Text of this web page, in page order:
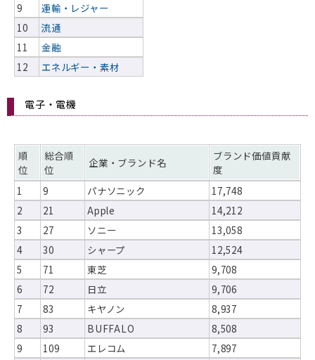
9
運輸・レジャー
10
流通
11
金融
12
エネルギー・素材
電子・電機
順
位
総合順
位
企業・ブランド名
ブランド価値貢献
度
1
9 パナソニック
17,748
2
21 Apple
14,212
3
27 ソニー
13,058
4
30 シャープ
12,524
5
71 東芝
9,708
6
72 日立
9,706
7
83 キヤノン
8,937
8
93 BUFFALO
8,508
9
109 エレコム
7,897